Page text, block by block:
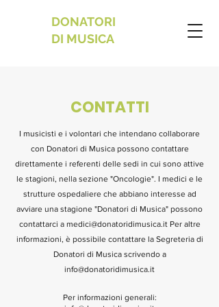
DONATORI
DI MUSICA
CONTATTI
I musicisti e i volontari che intendano collaborare
con Donatori di Musica possono contattare
direttamente i referenti delle sedi in cui sono attive
le stagioni, nella sezione "Oncologie". I medici e le
strutture ospedaliere che abbiano interesse ad
avviare una stagione "Donatori di Musica" possono
contattarci a medici@donatoridimusica.itPer altre
informazioni, è possibile contattare la Segreteria di
Donatori di Musica scrivendo a
info@donatoridimusica.it
Per informazioni generali: